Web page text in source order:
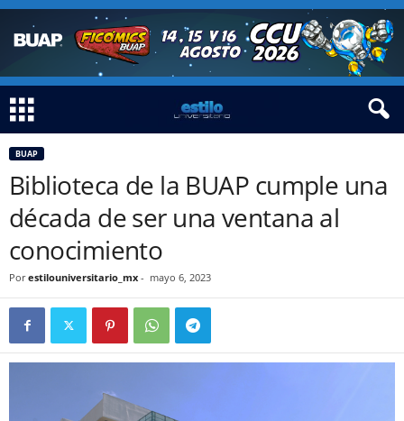
BUAP
Biblioteca de la BUAP cumple una
década de ser una ventana al
conocimiento
Por estilouniversitario_mx - mayo 6, 2023